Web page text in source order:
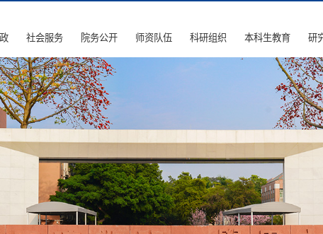
社会服务 院务公开 师资队伍 科研组织 本科生教育 研